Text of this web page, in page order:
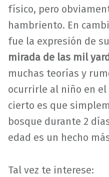
físico, pero
hambriento. En
fue la expresión de
mirada de las mil
muchas teorías y
ocurrirle al niño en el
cierto es que
bosque durante 2
edad es un hecho
Tal vez te interese: